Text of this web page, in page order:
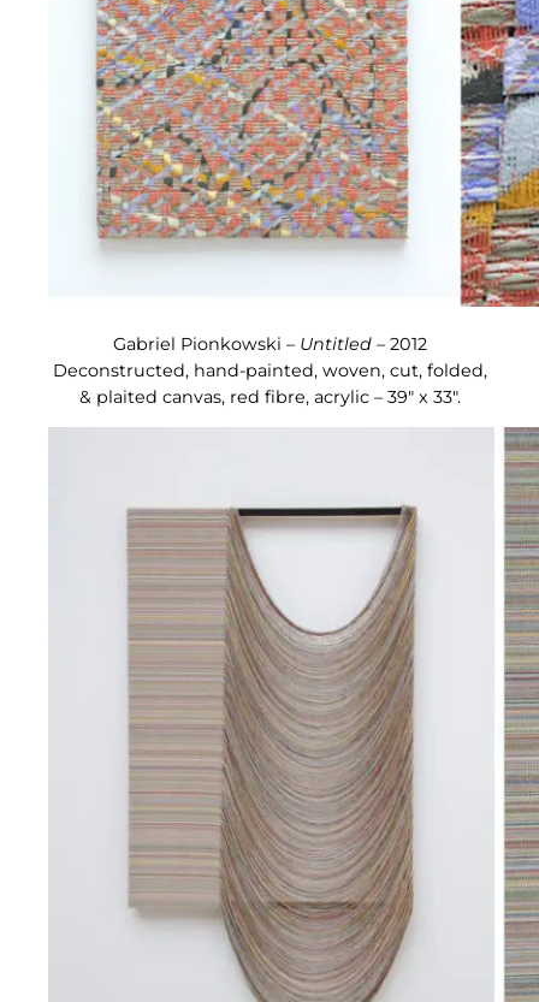
Gabriel Pionkowski – Untitled – 2012
Deconstructed, hand-painted, woven, cut, folded,
& plaited canvas, red fibre, acrylic – 39″ x 33″.